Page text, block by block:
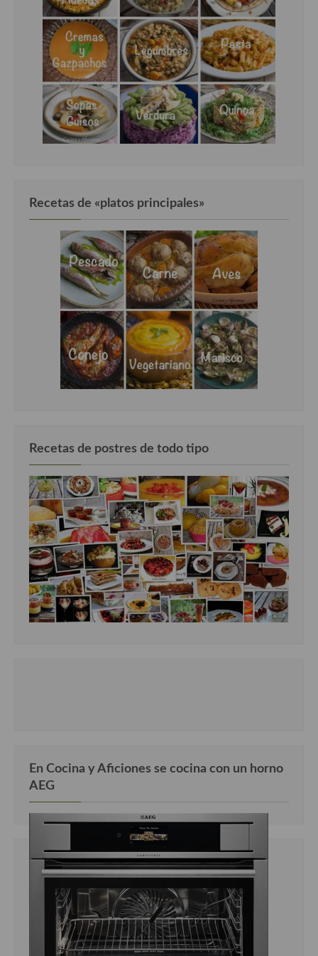
Cocina Luxemburgo
Cocina Polaca
Cocina portuguesa
Cocina Rusa
Cocina Sueca
Recetas de «platos principales»
Recetas de postres de todo tipo
En Cocina y Aficiones se cocina con un horno
AEG